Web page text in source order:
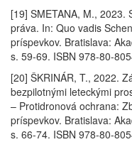
[19] SMETANA, M., 2023.
práva. In: Quo vadis
príspevkov. Bratislava:
s. 59-69. ISBN 978-80-
[20] ŠKRINÁR, T., 2022.
bezpilotnými leteckými
– Protidronová ochrana:
príspevkov. Bratislava:
s. 66-74. ISBN 978-80-